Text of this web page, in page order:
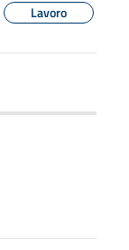
Lavoro